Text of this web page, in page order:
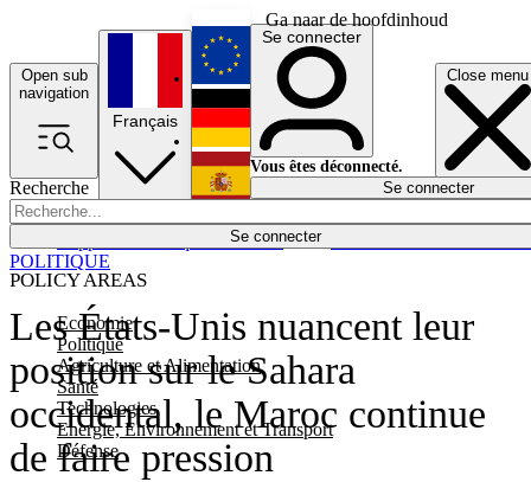
Ga naar de hoofdinhoud
Open sub
navigation
Close menu
Recherche
Se connecter
POLICY AREAS
Economie
Politique
Agriculture et Alimentation
Santé
Technologies
Energie, Environnement et Transport
Défense
Économie
Français
English
Deutsch
Español
Se connecter
Vous êtes déconnecté.
Se connecter
Les États-Unis nuancent leur
position sur le Sahara
occidental, le Maroc continue
de faire pression
POLITIQUE